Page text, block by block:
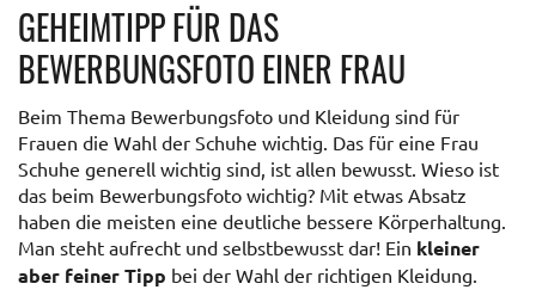
GEHEIMTIPP FÜR DAS
BEWERBUNGSFOTO EINER FRAU
Beim Thema Bewerbungsfoto und Kleidung sind für
Frauen die Wahl der Schuhe wichtig. Das für eine Frau
Schuhe generell wichtig sind, ist allen bewusst. Wieso ist
das beim Bewerbungsfoto wichtig? Mit etwas Absatz
haben die meisten eine deutliche bessere Körperhaltung.
Man steht aufrecht und selbstbewusst dar! Ein kleiner
aber feiner Tipp bei der Wahl der richtigen Kleidung.